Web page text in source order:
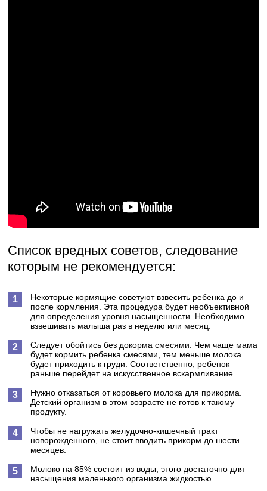
Список вредных советов, следование
которым не рекомендуется:
Некоторые кормящие советуют взвесить ребенка до и
после кормления. Эта процедура будет необъективной
для определения уровня насыщенности. Необходимо
взвешивать малыша раз в неделю или месяц.
Следует обойтись без докорма смесями. Чем чаще мама
будет кормить ребенка смесями, тем меньше молока
будет приходить к груди. Соответственно, ребенок
раньше перейдет на искусственное вскармливание.
Нужно отказаться от коровьего молока для прикорма.
Детский организм в этом возрасте не готов к такому
продукту.
Чтобы не нагружать желудочно-кишечный тракт
новорожденного, не стоит вводить прикорм до шести
месяцев.
Молоко на 85% состоит из воды, этого достаточно для
насыщения маленького организма жидкостью.